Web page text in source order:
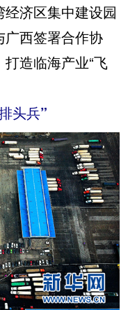
济区集中建设园
广西签署合作协
造临海产业“飞
头兵”